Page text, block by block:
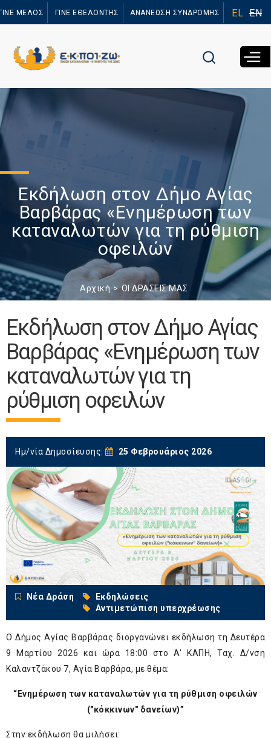
προς το
ΜΕΛΟΣ ΓΙΝΕ ΕΘΕΛΟΝΤΗΣ ΑΝΑΝΕΩΣΗ ΣΥΝΔΡΟΜΗΣ EL EN
Εκδήλωση στoν Δήμο Αγίας
Βαρβάρας «Eνημέρωση των
καταναλωτών για τη ρύθμιση
οφειλών
Αρχική ΟΙ ΔΡΑΣΕΙΣ ΜΑΣ
Εκδήλωση στoν Δήμο Αγίας
Βαρβάρας «Eνημέρωση των
καταναλωτών για τη
ρύθμιση οφειλών
Ημ/νία Δημοσίευσης: 25 Φεβρουάριος 2026
Νέα Δράση
Εκδηλώσεις
Αντιμετώπιση υπερχρέωσης
Ο Δήμος Αγίας Βαρβάρας διοργανώνει εκδήλωση τη Δευτέρα
9 Μαρτίου 2026 και ώρα 18:00 στο Α’ ΚΑΠΗ, Ταχ. Δ/νση
Καλαντζάκου 7, Αγία Βαρβάρα, με θέμα:
“Eνημέρωση των καταναλωτών για τη ρύθμιση οφειλών
("κόκκινων" δανείων)”
Στην εκδήλωση θα μιλήσει: